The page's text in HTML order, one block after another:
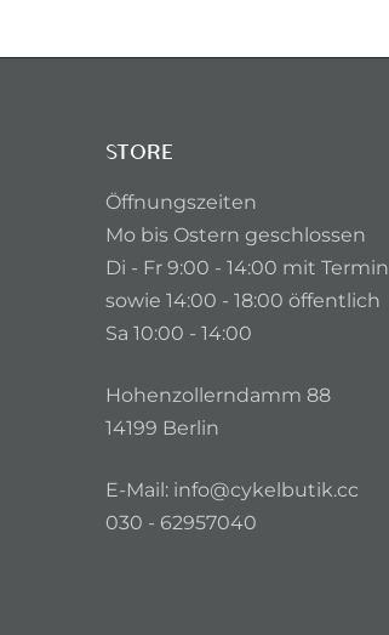
STORE
Öffnungszeiten
Mo bis Ostern geschlossen
Di - Fr 9:00 - 14:00 mit Termin
sowie 14:00 - 18:00 öffentlich
Sa 10:00 - 14:00
Hohenzollerndamm 88
14199 Berlin
E-Mail: info@cykelbutik.cc
030 - 62957040